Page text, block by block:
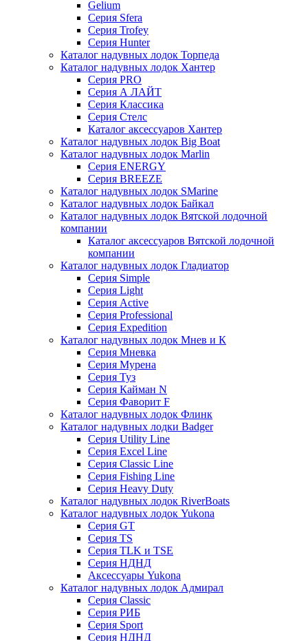
Gelium
Серия Sfera
Серия Trofey
Серия Hunter
Каталог надувных лодок Торпеда
Каталог надувных лодок Хантер
Серия PRO
Серия А ЛАЙТ
Серия Классика
Серия Стелс
Каталог аксессуаров Хантер
Каталог надувных лодок Big Boat
Каталог надувных лодок Marlin
Серия ENERGY
Серия BREEZE
Каталог надувных лодок SMarine
Каталог надувных лодок Байкал
Каталог надувных лодок Вятской лодочной
компании
Каталог аксессуаров Вятской лодочной
компании
Каталог надувных лодок Гладиатор
Серия Simple
Серия Light
Серия Active
Серия Professional
Серия Expedition
Каталог надувных лодок Мнев и К
Серия Мневка
Серия Мурена
Серия Туз
Серия Кайман N
Серия Фаворит F
Каталог надувных лодок Флинк
Каталог надувных лодки Badger
Серия Utility Line
Серия Excel Line
Серия Classic Line
Серия Fishing Line
Серия Heavy Duty
Каталог надувных лодок RiverBoats
Каталог надувных лодок Yukona
Серия GT
Серия TS
Серия TLK и TSE
Серия НДНД
Аксессуары Yukona
Каталог надувных лодок Адмирал
Серия Classic
Серия РИБ
Серия Sport
Серия НДНД